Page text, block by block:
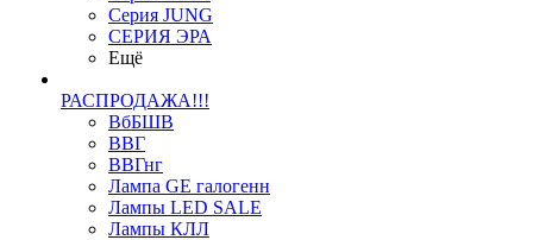
Серия JUNG
СЕРИЯ ЭРА
Ещё
РАСПРОДАЖА!!!
ВбБШВ
ВВГ
ВВГнг
Лампа GE галогенн
Лампы LED SALE
Лампы КЛЛ